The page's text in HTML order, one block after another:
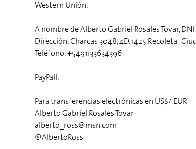
Western Unión:
A nombre de Alberto Gabriel Rosales Tovar, DNI
Dirección: Charcas 3048, 4D. 1425 Recoleta-
Teléfono: +5491133634396
PayPall:
Para transferencias electrónicas en US$/ EUR
Alberto Gabriel Rosales Tovar
alberto_ross@msn.com
@AlbertoRoss